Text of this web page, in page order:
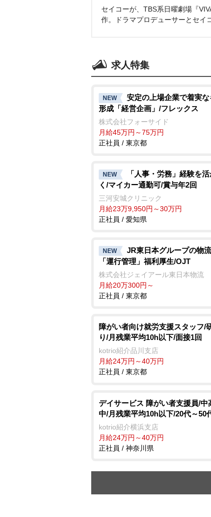
セイコーが、TBS系日曜劇場『
作。ドラマプロデューサーとセイ
求人特集
NEW
安定の上場企業で着実
形成「経営企画」/フレックス
株式会社フォーサイド
月給45万円～75万円
正社員 / 東京都
NEW
「人事・労務」経験を
く/マイカー通勤可/賞与年2回
三河安城クリニック
月給23万9,950円～30万円
正社員 / 愛知県
NEW
JR東日本グループの物
「運行管理」福利厚生/OJT
株式会社ジェイアール東日本物流
月給20万300円～
正社員 / 東京都
障がい者向け就労支援スタッフ/
り/月残業平均10h以下/面接1回
kotrio紹介品川支店
月給24万円～40万円
正社員 / 東京都
デイサービス 障がい者支援員/中
中/月残業平均10h以下/20代～50
kotrio紹介横浜支店
月給24万円～40万円
正社員 / 神奈川県